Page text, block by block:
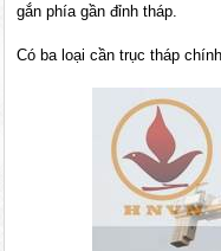
gắn phía gần đỉnh tháp.
Có ba loại cần trục tháp